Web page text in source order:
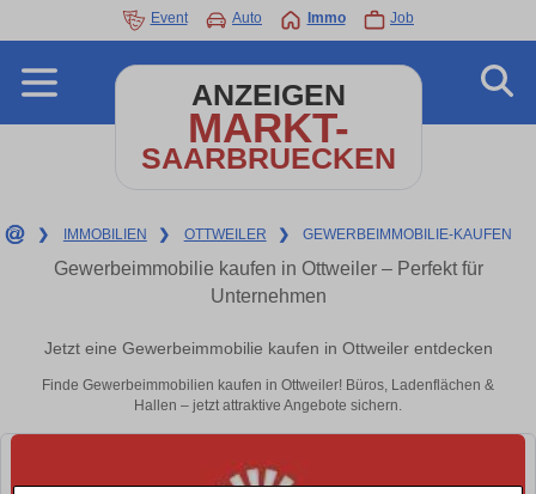
Event Auto Immo Job
ANZEIGEN
MARKT-
SAARBRUECKEN
❯ IMMOBILIEN ❯ OTTWEILER ❯ GEWERBEIMMOBILIE-KAUFEN
Gewerbeimmobilie kaufen in Ottweiler – Perfekt für
Unternehmen
Jetzt eine Gewerbeimmobilie kaufen in Ottweiler entdecken
Finde Gewerbeimmobilien kaufen in Ottweiler! Büros, Ladenflächen &
Hallen – jetzt attraktive Angebote sichern.